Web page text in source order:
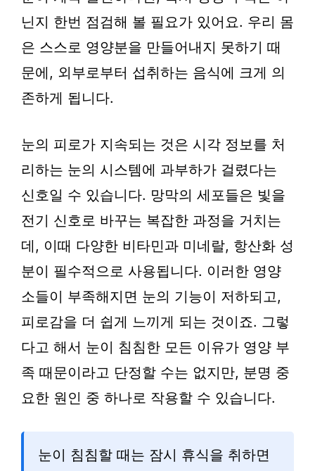
닌지 한번 점검해 볼 필요가 있어요. 우리 몸
은 스스로 영양분을 만들어내지 못하기 때
문에, 외부로부터 섭취하는 음식에 크게 의
존하게 됩니다.
눈의 피로가 지속되는 것은 시각 정보를 처
리하는 눈의 시스템에 과부하가 걸렸다는
신호일 수 있습니다. 망막의 세포들은 빛을
전기 신호로 바꾸는 복잡한 과정을 거치는
데, 이때 다양한 비타민과 미네랄, 항산화 성
분이 필수적으로 사용됩니다. 이러한 영양
소들이 부족해지면 눈의 기능이 저하되고,
피로감을 더 쉽게 느끼게 되는 것이죠. 그렇
다고 해서 눈이 침침한 모든 이유가 영양 부
족 때문이라고 단정할 수는 없지만, 분명 중
요한 원인 중 하나로 작용할 수 있습니다.
눈이 침침할 때는 잠시 휴식을 취하면